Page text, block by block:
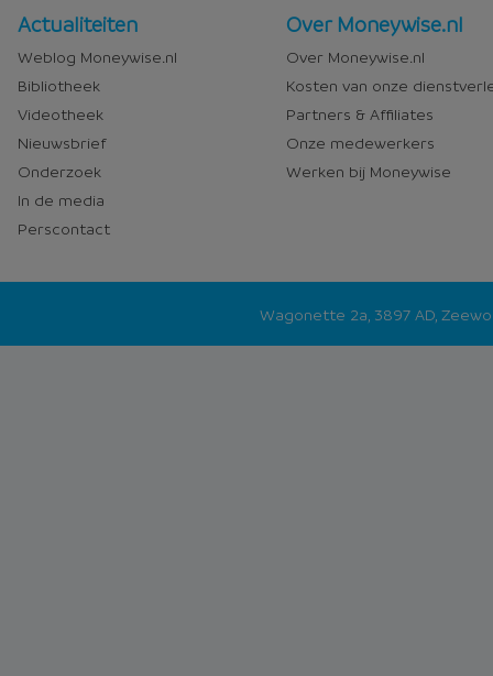
Nieuws
en
media
Actualiteiten
Weblog Moneywise.nl
Bibliotheek
Videotheek
Nieuwsbrief
Onderzoek
In de media
Perscontact
Over
Moneywise
Over Moneywise.nl
Over Moneywise.nl
Kosten van onze
Partners & Affiliates
Onze medewerkers
Werken bij Moneywise
Wagonette 2a, 3897 AD,